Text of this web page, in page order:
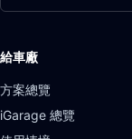
給車廠
方案總覽
iGarage 總覽